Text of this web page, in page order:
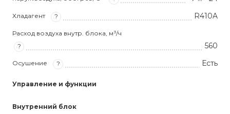
Хладагент ? R410A
Расход воздуха внутр. блока, м³/ч
?
560
Осушение ? Есть
Управление и функции
Внутренний блок